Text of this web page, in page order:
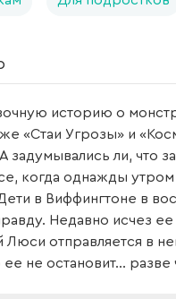
историю о
«Стаи Угрозы» и
ли, что
когда однажды
в Виффингтоне в
Недавно исчез
отправляется в
не остановит...